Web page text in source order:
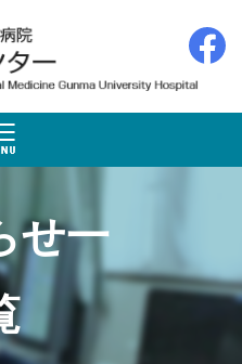
せ一